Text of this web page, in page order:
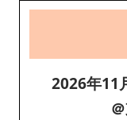
2026年11